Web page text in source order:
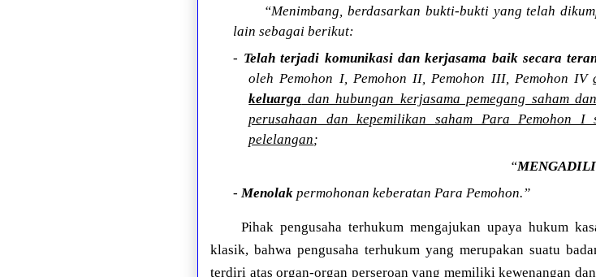
“Menimbang, berdasarkan bukti-bukti yang telah
lain sebagai berikut:
- Telah terjadi komunikasi dan kerjasama baik secara
oleh Pemohon I, Pemohon II, Pemohon III, Pemohon IV
keluarga dan hubungan kerjasama pemegang saham
perusahaan dan kepemilikan saham Para Pemohon I
pelelangan;
“
-Menolak permohonan keberatan Para Pemohon.”
Pihak pengusaha terhukum mengajukan upaya hukum
klasik, bahwa pengusaha terhukum yang merupakan suatu
terdiri atas organ-organ perseroan yang memiliki kewenangan